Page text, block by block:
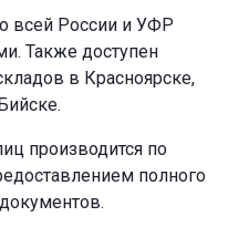
всей России и УФР
Также доступен
в Красноярске,
производится по
полного